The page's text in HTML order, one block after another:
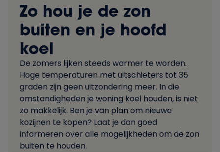
Zo hou je de zon
buiten en je hoofd
koel
De zomers lijken steeds warmer te worden.
Hoge temperaturen met uitschieters tot 35
graden zijn geen uitzondering meer. In die
omstandigheden je woning koel houden, is niet
zo makkelijk. Ben je van plan om nieuwe
kozijnen te kopen? Laat je dan goed
informeren over alle mogelijkheden om de zon
buiten te houden.